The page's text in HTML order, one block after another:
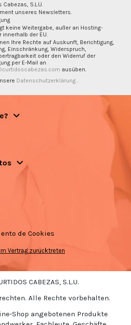
Cabezas, S.L.U.
unseres Newsletters.
keine Weitergabe, außer an Hosting-
innerhalb der EU.
Ihre Rechte auf Auskunft, Berichtigung,
Einschränkung, Widerspruch,
oder den Widerruf der
per E-Mail an
ausüben.
Datenschutzerklärung
de Cookies
Vertrag zurücktreten
CABEZAS, S.L.U.
Alle Rechte vorbehalten.
Shop angebotenen Produkte